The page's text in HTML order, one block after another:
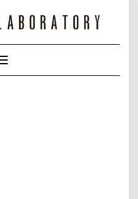
Toggle
Navigation